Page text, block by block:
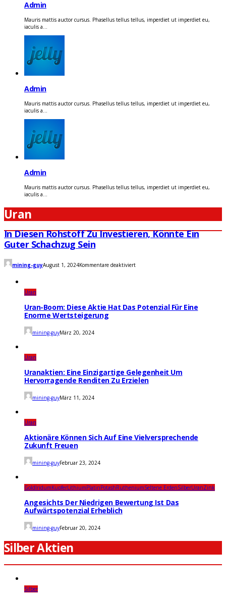
Admin
Mauris mattis auctor cursus. Phasellus tellus tellus, imperdiet ut imperdiet eu,
iaculis a...
Admin
Mauris mattis auctor cursus. Phasellus tellus tellus, imperdiet ut imperdiet eu,
iaculis a...
Admin
Mauris mattis auctor cursus. Phasellus tellus tellus, imperdiet ut imperdiet eu,
iaculis a...
Uran
In Diesen Rohstoff Zu Investieren, Könnte Ein
Guter Schachzug Sein
mining-guyAugust 1, 2024Kommentare deaktiviert
In
könnte
ein
Uran
Uran-Boom: Diese Aktie Hat Das Potenzial Für Eine
Enorme Wertsteigerung
mining-guyMärz 20, 2024
Uran
Uranaktien: Eine Einzigartige Gelegenheit Um
Hervorragende Renditen Zu Erzielen
mining-guyMärz 11, 2024
Uran
Aktionäre Können Sich Auf Eine Vielversprechende
Zukunft Freuen
mining-guyFebruar 23, 2024
GoldIridumKupferLithiumPlatinPotashRutheniumSeltene ErdenSilberUranZink
Angesichts Der Niedrigen Bewertung Ist Das
Aufwärtspotenzial Erheblich
mining-guyFebruar 20, 2024
Silber Aktien
Silber